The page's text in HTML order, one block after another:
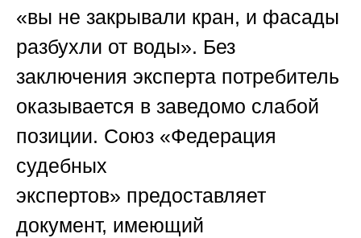
«вы не закрывали кран, и фасады
разбухли от воды». Без
заключения эксперта потребитель
оказывается в заведомо слабой
позиции. Союз «Федерация
судебных
экспертов» предоставляет
документ, имеющий